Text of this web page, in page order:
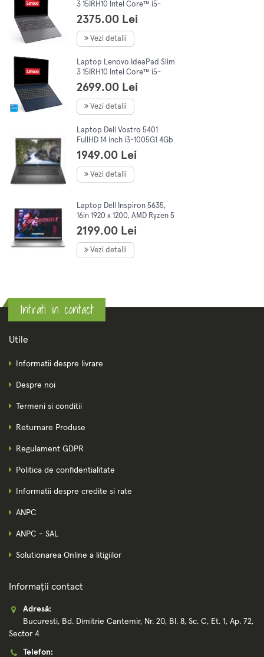
3 15IRH10 Intel Core™ i5-
13420H, 15.3" WUXGA, IPS,
16GB DDR5, 512GB SSD, No
OS,Grey
2375.00 Lei
Vezi detalii
Laptop Lenovo IdeaPad Slim
3 15IRH10 Intel Core™ i5-
13420H, 15.3" WUXGA, IPS,
16GB DDR5, 512Gb SSD, NoOs,
Blue
2699.00 Lei
Vezi detalii
Laptop Dell Vostro 5401
FullHD 14 inch i3-1005G1 4Gb
RAM, 256Gb SSD, No OS
1949.00 Lei
Vezi detalii
Laptop Dell Inspiron 5635,
16in 1920 x 1200, AMD Ryzen 5
7530U 6C/12T, 2.0-4.5 GHz,
8Gb DDR4, 512Gb SSD, Win11
2199.00 Lei
Vezi detalii
Intrati in contact
Utile
Informatii despre livrare
Despre noi
Termeni si conditii
Returnare Produse
Regulament GDPR
Politica de confidentialitate
Informatii despre credite si rate
ANPC
ANPC - SAL
Solutionarea Online a litigiilor
Informații contact
Adresă:
Bucuresti, Bd. Dimitrie Cantemir, Nr. 20, Bl. 8, Sc. C, Et. 1, Ap. 72,
Sector 4
Telefon: